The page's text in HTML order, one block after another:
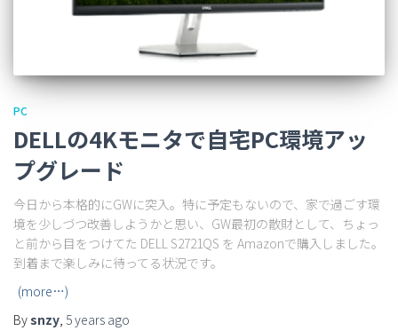
PC
DELLの4Kモニタで自宅PC環境アッ
プグレード
今日から本格的にGWに突入。特に予定もないので、家で過ごす環
境を少しづつ改善しようかと思い、GW最初の散財として、ちょっ
と前から目をつけてた DELL S2721QS を Amazonで購入しました。
到着まで楽しみに待ってる状況です。
(more…)
Bysnzy, 5 years ago